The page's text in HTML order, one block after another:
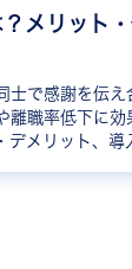
士で感謝を伝え
離職率低下に効
デメリット、導